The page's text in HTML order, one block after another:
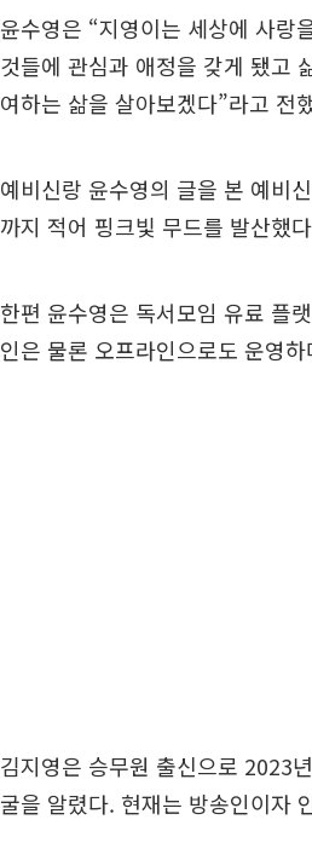
윤수영은 “지영이는 세상에 사랑
것들에 관심과 애정을 갖게 됐고
여하는 삶을 살아보겠다”라고 전
예비신랑 윤수영의 글을 본 예비
까지 적어 핑크빛 무드를 발산했
한편 윤수영은 독서모임 유료 플
인은 물론 오프라인으로도 운영
김지영은 승무원 출신으로 2023
굴을 알렸다. 현재는 방송인이자